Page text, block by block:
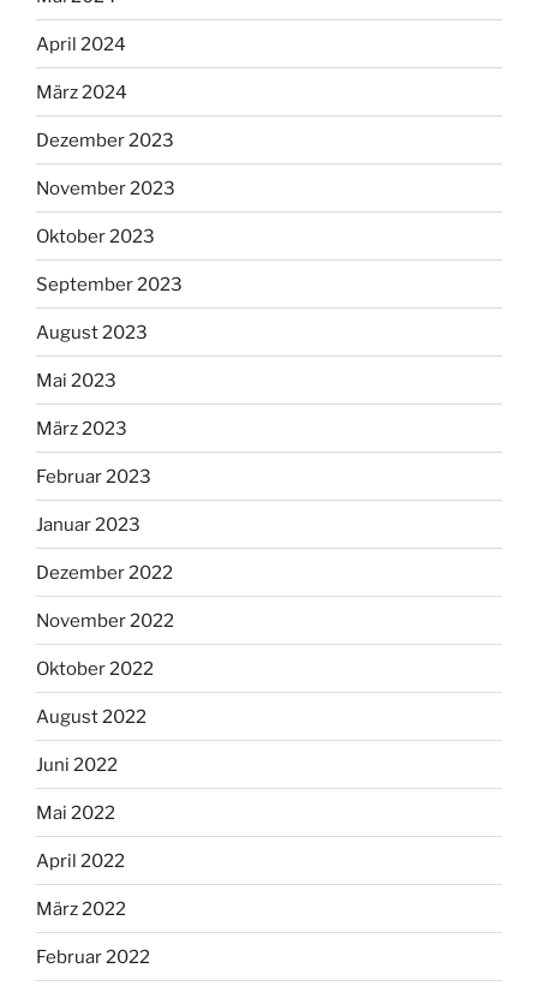
April 2024
März 2024
Dezember 2023
November 2023
Oktober 2023
September 2023
August 2023
Mai 2023
März 2023
Februar 2023
Januar 2023
Dezember 2022
November 2022
Oktober 2022
August 2022
Juni 2022
Mai 2022
April 2022
März 2022
Februar 2022